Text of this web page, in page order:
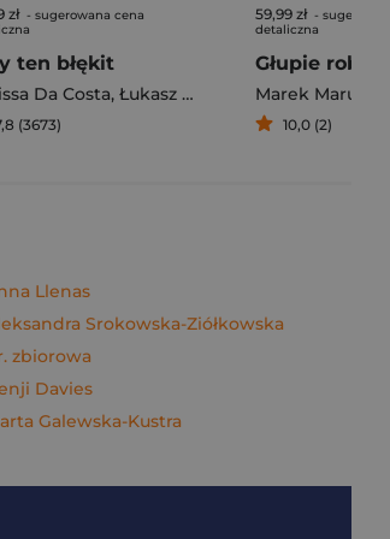
zł - sugerowana cena
ten błękit
Da Costa, Łukasz Müller
(3673)
59,99 zł -
detaliczna
Marek
10,0 (2)
Llenas
Srokowska-Ziółkowska
zbiorowa
Davies
Galewska-Kustra